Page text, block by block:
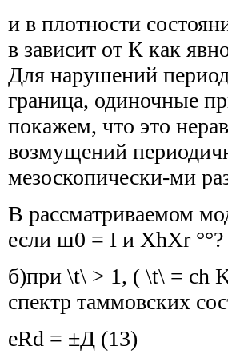
и в плотности
в зависит от К как
Для нарушений
граница, одиночные
покажем, что это
возмущений
мезоскопически-ми
В рассматриваемом
если ш0 = I и XhXr
б)при \t\ > 1, ( \t\ = ch
спектр таммовских
eRd = ±Д (13)